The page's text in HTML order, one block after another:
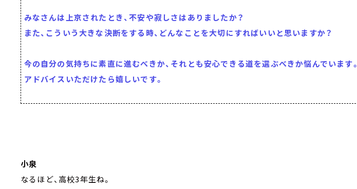
みなさんは上京されたとき、不安や寂しさはありましたか？
また、こういう大きな決断をする時、どんなことを大切にすればいいと思いますか？
今の自分の気持ちに素直に進むべきか、それとも安心できる道を選ぶべきか悩んでいます。
アドバイスいただけたら嬉しいです。
小泉
なるほど、高校3年生ね。